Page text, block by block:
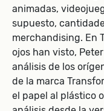
animadas,
supuesto,
merchandising. En
ojos han visto,
análisis de los
de la marca
el papel al plástico